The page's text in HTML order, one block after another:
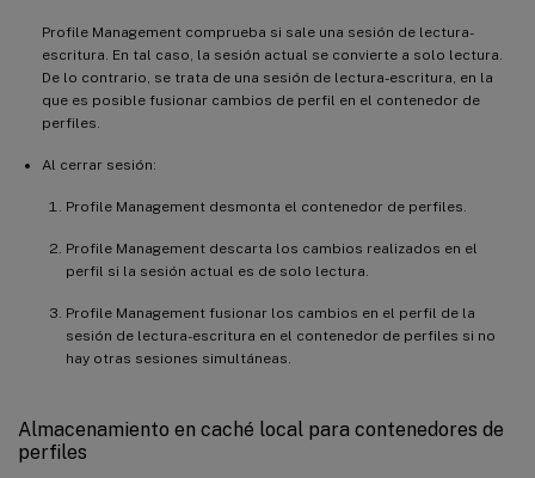
Profile Management comprueba si sale una sesión de lectura-
escritura. En tal caso, la sesión actual se convierte a solo lectura.
De lo contrario, se trata de una sesión de lectura-escritura, en la
que es posible fusionar cambios de perfil en el contenedor de
perfiles.
Al cerrar sesión:
Profile Management desmonta el contenedor de perfiles.
Profile Management descarta los cambios realizados en el
perfil si la sesión actual es de solo lectura.
Profile Management fusionar los cambios en el perfil de la
sesión de lectura-escritura en el contenedor de perfiles si no
hay otras sesiones simultáneas.
Almacenamiento en caché local para contenedores de
perfiles